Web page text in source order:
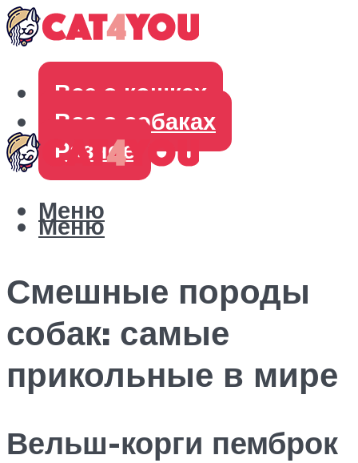
Все о кошках
Все о собаках
Разное
Меню
Меню
Смешные породы
собак: самые
прикольные в мире
Вельш-корги пемброк